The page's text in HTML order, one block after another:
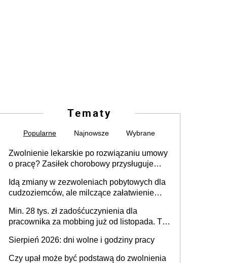
Tematy
Popularne Najnowsze Wybrane
Zwolnienie lekarskie po rozwiązaniu umowy
o pracę? Zasiłek chorobowy przysługuje
dni od ustania stosunku pracy
Idą zmiany w zezwoleniach pobytowych dla
cudzoziemców, ale milczące załatwienie
Min. 28 tys. zł zadośćuczynienia dla
pracownika za mobbing już od listopada. To
zespołu
Sierpień 2026: dni wolne i godziny pracy
Czy upał może być podstawą do zwolnienia